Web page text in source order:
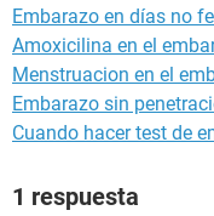
Embarazo en días no
Amoxicilina en el
Menstruacion en el
Embarazo sin
Cuando hacer test de
1 respuesta